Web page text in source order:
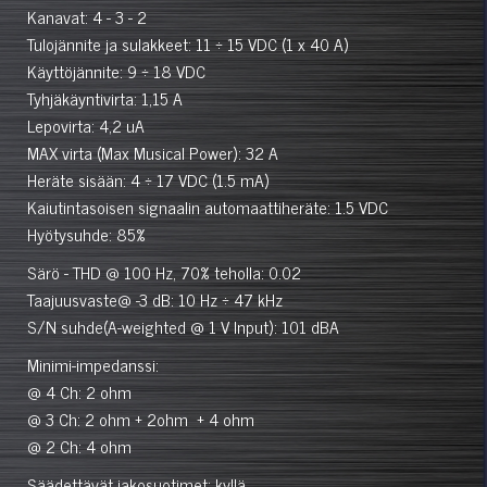
Kanavat: 4 - 3 - 2
Tulojännite ja sulakkeet: 11 ÷ 15 VDC (1 x 40 A)
Käyttöjännite: 9 ÷ 18 VDC
Tyhjäkäyntivirta: 1,15 A
Lepovirta: 4,2 uA
MAX virta (Max Musical Power): 32 A
Heräte sisään: 4 ÷ 17 VDC (1.5 mA)
Kaiutintasoisen signaalin automaattiheräte: 1.5 VDC
Hyötysuhde: 85%
Särö - THD @ 100 Hz, 70% teholla: 0.02
Taajuusvaste@ -3 dB: 10 Hz ÷ 47 kHz
S/N suhde(A-weighted @ 1 V Input): 101 dBA
Minimi-impedanssi:
@ 4 Ch: 2 ohm
@ 3 Ch: 2 ohm + 2ohm + 4 ohm
@ 2 Ch: 4 ohm